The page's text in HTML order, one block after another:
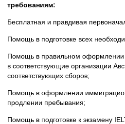
требованиям:
Бесплатная и правдивая
Помощь в подготовке всех
Помощь в правильном оформлении
в соответствующие организации
соответствующих сборов;
Помощь в оформлении
продлении пребывания;
Помощь в подготовке к экзамену